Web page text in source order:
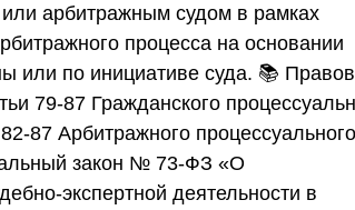
арбитражным судом в рамках
процесса на основании
или по инициативе суда. 📚
79-87 Гражданского
87 Арбитражного процессуального
закон № 73-ФЗ «О
экспертной деятельности в